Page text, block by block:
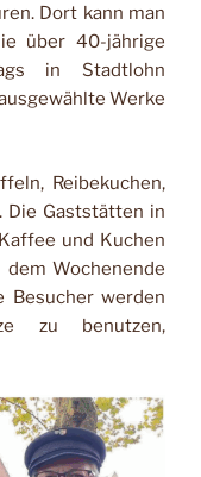
Dort kann man
über 40-jährige
in Stadt­lohn
Werke
Reibekuchen,
Die Gaststätten in
und Kuchen
Wochenende
Besu­cher werden
zu benutzen,